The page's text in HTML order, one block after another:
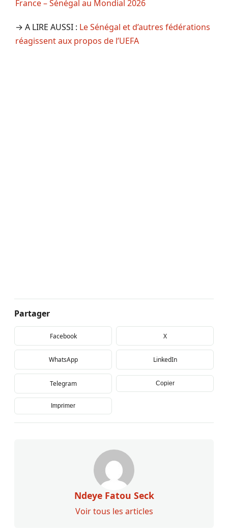
France – Sénégal au Mondial 2026
→ A LIRE AUSSI : Le Sénégal et d’autres fédérations
réagissent aux propos de l’UEFA
Partager
Facebook X
WhatsApp LinkedIn
Telegram Copier
Imprimer
Ndeye Fatou Seck
Voir tous les articles